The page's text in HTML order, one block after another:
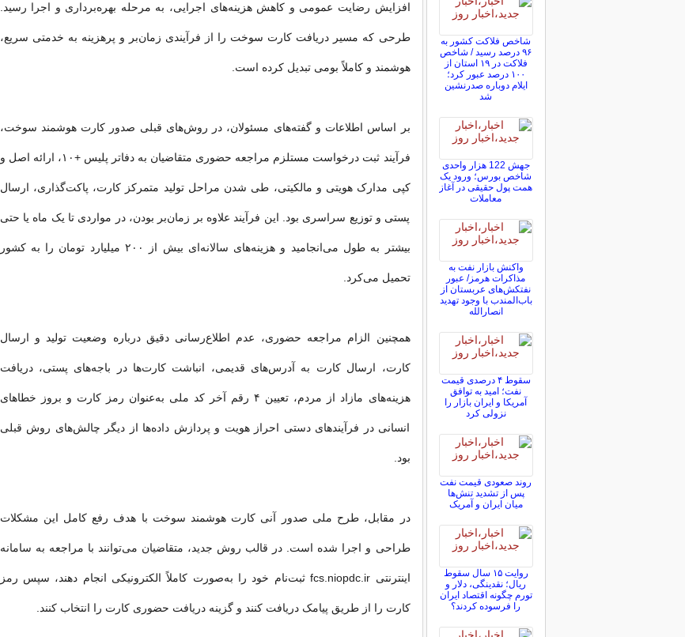
افزایش رضایت عمومی و کاهش هزینه‌های اجرایی، به مرحله بهره‌برداری و اجرا رسید.
طرحی که مسیر دریافت کارت سوخت را از فرآیندی زمان‌بر و پرهزینه به خدمتی سریع،
هوشمند و کاملاً بومی تبدیل کرده است.
بر اساس اطلاعات و گفته‌های مسئولان، در روش‌های قبلی صدور کارت هوشمند سوخت،
فرآیند ثبت درخواست مستلزم مراجعه حضوری متقاضیان به دفاتر پلیس +۱۰، ارائه اصل و
کپی مدارک هویتی و مالکیتی، طی شدن مراحل تولید متمرکز کارت، پاکت‌گذاری، ارسال
پستی و توزیع سراسری بود. این فرآیند علاوه بر زمان‌بر بودن، در مواردی تا یک ماه یا حتی
بیشتر به طول می‌انجامید و هزینه‌های سالانه‌ای بیش از ۲۰۰ میلیارد تومان را به کشور
تحمیل می‌کرد.
همچنین الزام مراجعه حضوری، عدم اطلاع‌رسانی دقیق درباره وضعیت تولید و ارسال
کارت، ارسال کارت به آدرس‌های قدیمی، انباشت کارت‌ها در باجه‌های پستی، دریافت
هزینه‌های مازاد از مردم، تعیین ۴ رقم آخر کد ملی به‌عنوان رمز کارت و بروز خطاهای
انسانی در فرآیندهای دستی احراز هویت و پردازش داده‌ها از دیگر چالش‌های روش قبلی
بود.
در مقابل، طرح ملی صدور آنی کارت هوشمند سوخت با هدف رفع کامل این مشکلات
طراحی و اجرا شده است. در قالب روش جدید، متقاضیان می‌توانند با مراجعه به سامانه
اینترنتی fcs.niopdc.ir ثبت‌نام خود را به‌صورت کاملاً الکترونیکی انجام دهند، سپس رمز
کارت را از طریق پیامک دریافت کنند و گزینه دریافت حضوری کارت را انتخاب کنند.
شاخص فلاکت کشور به
۹۶ درصد رسید / شاخص
فلاکت در ۱۹ استان از
۱۰۰ درصد عبور کرد؛
ایلام دوباره صدرنشین
شد
جهش 122 هزار واحدی
شاخص بورس؛ ورود یک
همت پول حقیقی در آغاز
معاملات
واکنش بازار نفت به
مذاکرات هرمز/ عبور
نفتکش‌های عربستان از
باب‌المندب با وجود تهدید
انصارالله
سقوط ۴ درصدی قیمت
نفت؛ امید به توافق
آمریکا و ایران بازار را
نزولی کرد
روند صعودی قیمت نفت
پس از تشدید تنش‌ها
میان ایران و آمریک
روایت ۱۵ سال سقوط
ریال؛ نقدینگی، دلار و
تورم چگونه اقتصاد ایران
را فرسوده کردند؟